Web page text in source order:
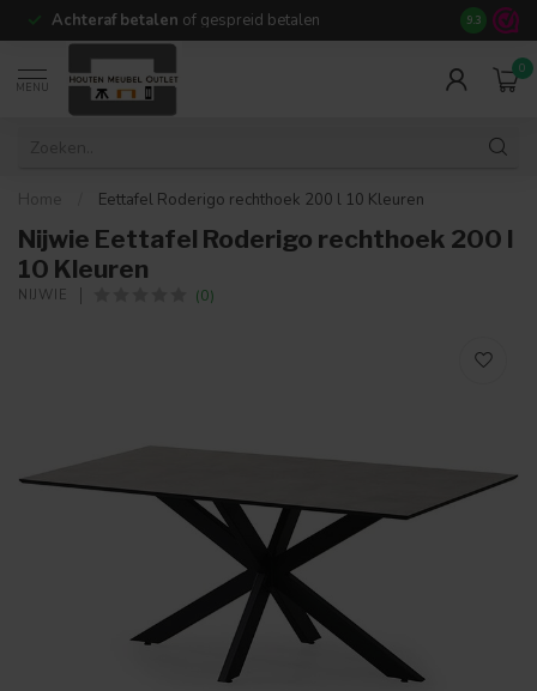
Achteraf betalen of gespreid betalen 14 dagen
9.3
MENU
0
Home Eettafel Roderigo rechthoek 200 l 10 Kleuren
Nijwie Eettafel Roderigo rechthoek 200 l
10 Kleuren
NIJWIE (0)